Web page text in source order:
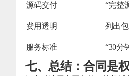
源码交付 “完整
费用透明 列出
服务标准 “30分
七、总结：合同是